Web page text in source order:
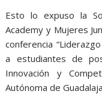
Esto lo expuso la
Academy y Mujeres
conferencia
a estudiantes de
Innovación y
Autónoma de